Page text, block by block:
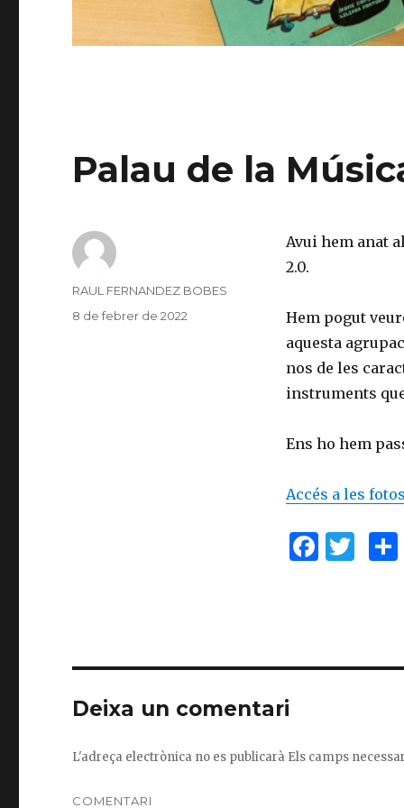
Palau de la
Avui hem anat
2.0.
Hem pogut
aquesta
nos de les
instruments
Ens ho hem
Accés a les
F
b
k
T
r
C
Author
RAUL FERNANDEZ BOBES
Posted
8 de febrer de 2022
Deixa un comentari
L'adreça electrònica no es publicarà Els camps
COMENTARI